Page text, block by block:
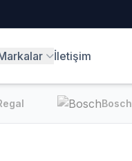
İletişim
Bosch